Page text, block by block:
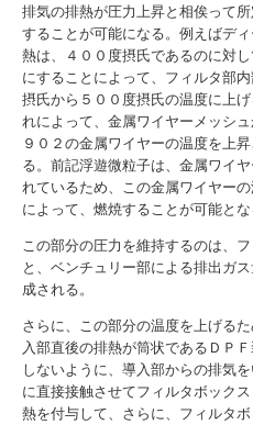
排気の排熱が圧力上昇と相俟って
することが可能になる。例えばデ
熱は、４００度摂氏であるのに対
にすることによって、フィルタ部
摂氏から５００度摂氏の温度に上
れによって、金属ワイヤーメッシ
９０２の金属ワイヤーの温度を上
る。前記浮遊微粒子は、金属ワイ
れているため、この金属ワイヤー
によって、燃焼することが可能とな
この部分の圧力を維持するのは、
と、ベンチュリー部による排出ガ
成される。
さらに、この部分の温度を上げる
入部直後の排熱が筒状であるＤＰ
しないように、導入部からの排気
に直接接触させてフィルタボック
熱を付与して、さらに、フィルタ